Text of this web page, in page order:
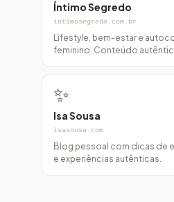
Íntimo Segredo
intimosegredo.com.br
Lifestyle, bem-estar e
feminino. Conteúdo
✨
Isa Sousa
isasousa.com
Blog pessoal com dicas de
e experiências autênticas.